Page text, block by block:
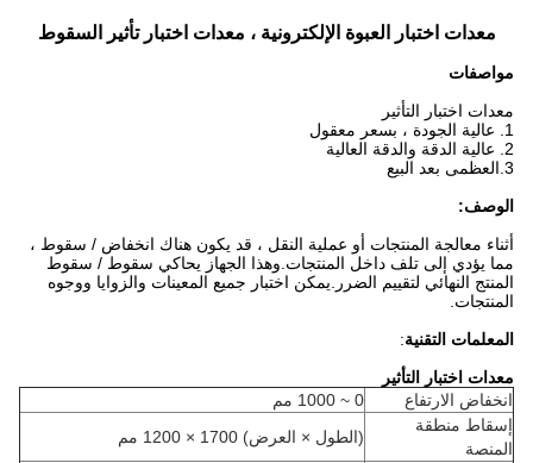
معدات اختبار العبوة الإلكترونية ، معدات اختبار تأثير السقوط
مواصفات
معدات اختبار التأثير
1. عالية الجودة ، بسعر معقول
2. عالية الدقة والدقة العالية
3.العظمى بعد البيع
الوصف:
أثناء معالجة المنتجات أو عملية النقل ، قد يكون هناك انخفاض / سقوط ،
مما يؤدي إلى تلف داخل المنتجات.وهذا الجهاز يحاكي سقوط / سقوط
المنتج النهائي لتقييم الضرر.يمكن اختبار جميع المعينات والزوايا ووجوه
المنتجات.
المعلمات التقنية:
معدات اختبار التأثير
انخفاض الارتفاع
0 ~ 1000 مم
إسقاط منطقة
المنصة
(الطول × العرض) 1700 × 1200 مم